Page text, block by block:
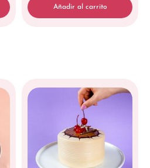
Añadir al carrito